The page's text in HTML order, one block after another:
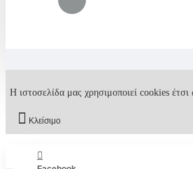
Η ιστοσελίδα μας χρησιμοποιεί cookies
Κλείσιμο